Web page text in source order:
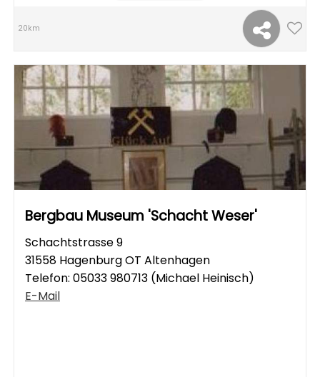
20km
Bergbau Museum 'Schacht Weser'
Schachtstrasse 9
31558 Hagenburg OT Altenhagen
Telefon: 05033 980713 (Michael Heinisch)
E-Mail